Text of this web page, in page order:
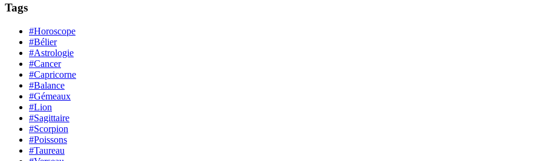
Tags
#Horoscope
#Bélier
#Astrologie
#Cancer
#Capricorne
#Balance
#Gémeaux
#Lion
#Sagittaire
#Scorpion
#Poissons
#Taureau